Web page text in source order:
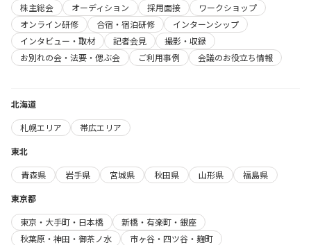
株主総会
オーディション 採用面接
ワークショップ
オンライン研修
合宿・宿泊研修
インターンシップ
インタビュー・取材
記者会見
撮影・収録
お別れの会・法要・偲ぶ会
ご利用事例 会議のお役立ち情報
北海道
札幌エリア
帯広エリア
東北
青森県
岩手県 宮城県 秋田県 山形県
福島県
東京都
東京・大手町・日本橋
新橋・有楽町・銀座
秋葉原・神田・御茶ノ水
市ヶ谷・四ツ谷・麹町